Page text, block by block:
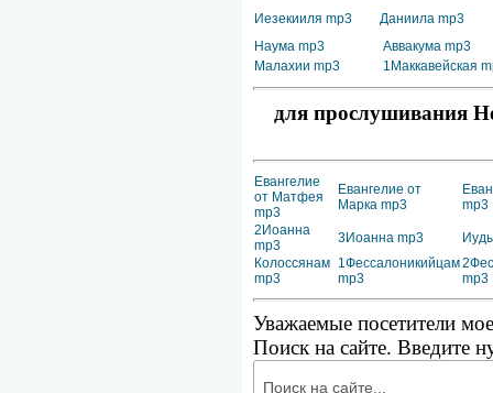
Иезекииля mp3
Даниила mp3
Наума mp3
Аввакума mp3
Малахии mp3
1Маккавейская
для прослушивания
Евангелие
от Матфея
mp3
Евангелие от
Марка mp3
mp3
2Иоанна
mp3
3Иоанна mp3
Колоссянам
mp3
1Фессалоникийцам
mp3
mp3
Уважаемые посетители
Поиск на сайте. Введите